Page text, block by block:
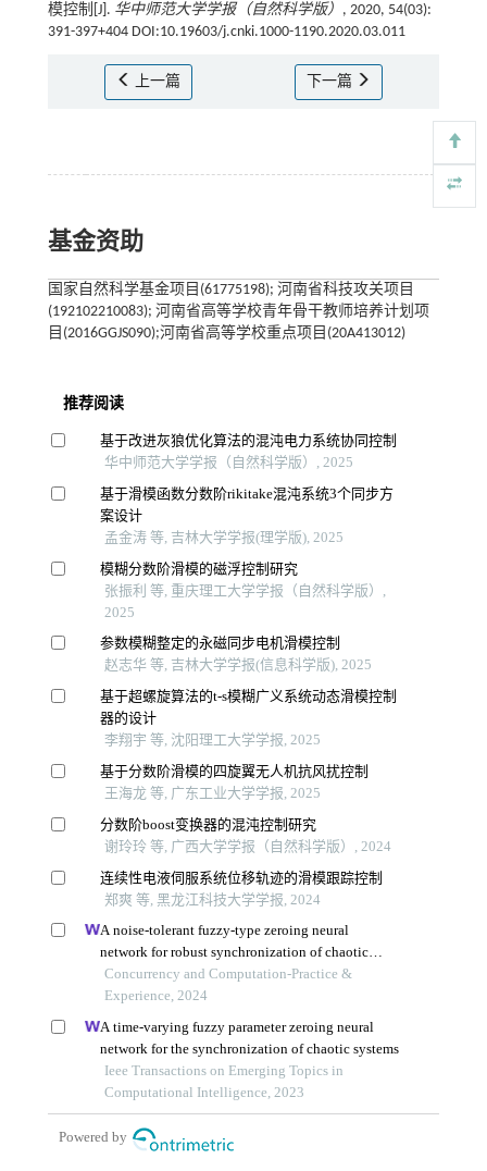
模控制[J]. 华中师范大学学报（自然科学版） , 2020, 54(03):
391-397+404 DOI:10.19603/j.cnki.1000-1190.2020.03.011
上一篇 下一篇
基金资助
国家自然科学基金项目(61775198); 河南省科技攻关项目
(192102210083); 河南省高等学校青年骨干教师培养计划项
目(2016GGJS090);河南省高等学校重点项目(20A413012)